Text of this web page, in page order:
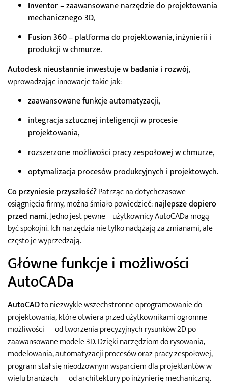
Inventor– zaawansowane narzędzie do projektowania
mechanicznego 3D,
Fusion 360– platforma do projektowania, inżynierii i
produkcji w chmurze.
Autodesk nieustannie inwestuje w badania i rozwój,
wprowadzając innowacje takie jak:
zaawansowane funkcje automatyzacji,
integracja sztucznej inteligencji w procesie
projektowania,
rozszerzone możliwości pracy zespołowej w chmurze,
optymalizacja procesów produkcyjnych i projektowych.
Co przyniesie przyszłość?Patrząc na dotychczasowe
osiągnięcia firmy, można śmiało powiedzieć:najlepsze dopiero
przed nami. Jedno jest pewne – użytkownicy AutoCADa mogą
być spokojni. Ich narzędzia nie tylko nadążają za zmianami, ale
często je wyprzedzają.
Główne funkcje i możliwości
AutoCADa
AutoCADto niezwykle wszechstronne oprogramowanie do
projektowania, które otwiera przed użytkownikami ogromne
możliwości — od tworzenia precyzyjnych rysunków 2D po
zaawansowane modele 3D. Dzięki narzędziom do rysowania,
modelowania, automatyzacji procesów oraz pracy zespołowej,
program stał się nieodzownym wsparciem dla projektantów w
wielu branżach — od architektury po inżynierię mechaniczną.